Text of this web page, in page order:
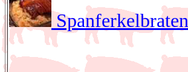
Spanferkelbraten